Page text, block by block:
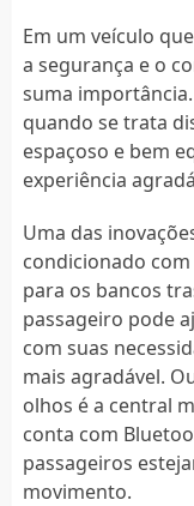
Em um veículo
a segurança e o
suma
quando se trata
espaçoso e bem
experiência
Uma das
condicionado
para os bancos
passageiro pode
com suas
mais agradável.
olhos é a central
conta com
passageiros
movimento.